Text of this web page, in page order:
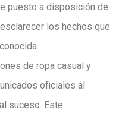
puesto a disposición de
los hechos que
de ropa casual y
oficiales al
suceso. Este